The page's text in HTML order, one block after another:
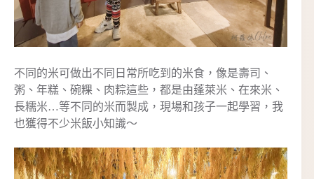
不同的米可做出不同日常所吃到的米食，像是壽司、
粥、年糕、碗粿、肉粽這些，都是由蓬萊米、在來米、
長糯米…等不同的米而製成，現場和孩子一起學習，我
也獲得不少米飯小知識～